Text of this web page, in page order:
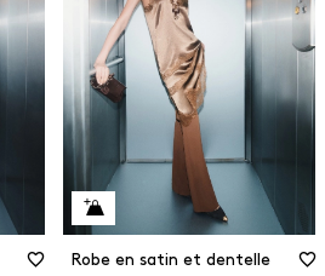
Robe en satin et dentelle